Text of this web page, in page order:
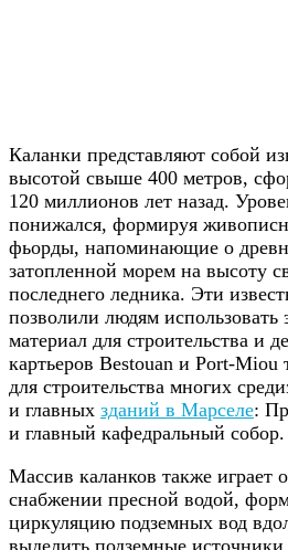
Каланки представляют собой
высотой свыше 400 метров,
120 миллионов лет назад.
понижался, формируя
фьорды, напоминающие о
затопленной морем на высоту
последнего ледника. Эти
позволили людям использовать
материал для строительства и
картьеров Bestouan и Port-Miou
для строительства многих
и главных зданий в Марселе:
и главный кафедральный собор.
Массив каланков также играет
снабжении пресной водой,
циркуляцию подземных вод